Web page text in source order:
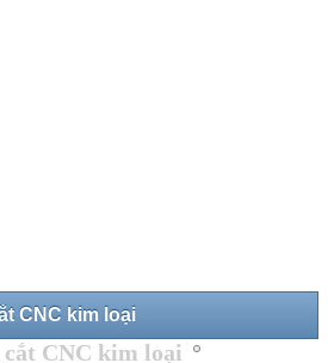
CNC kim loại
CNC kim loại